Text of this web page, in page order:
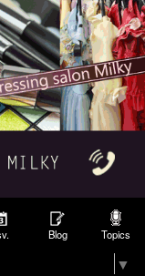
Blog Topics
▼